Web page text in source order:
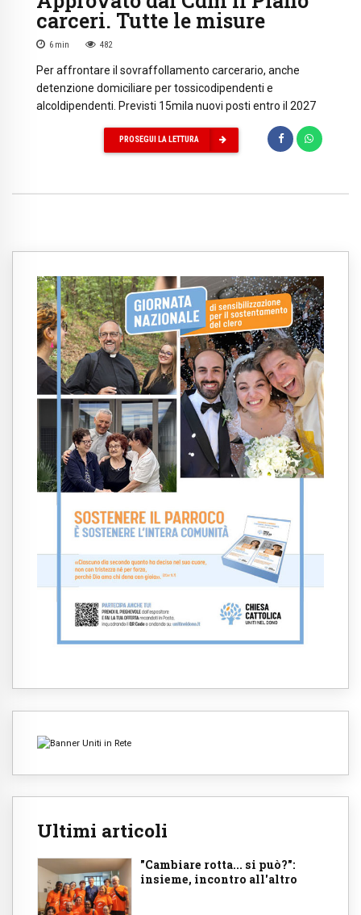
carceri. Tutte le misure
6 min 482
Per affrontare il sovraffollamento carcerario, anche
detenzione domiciliare per tossicodipendenti e
alcoldipendenti. Previsti 15mila nuovi posti entro il 2027
PROSEGUI LA LETTURA
Ultimi articoli
"Cambiare rotta... si può?":
insieme, incontro all'altro